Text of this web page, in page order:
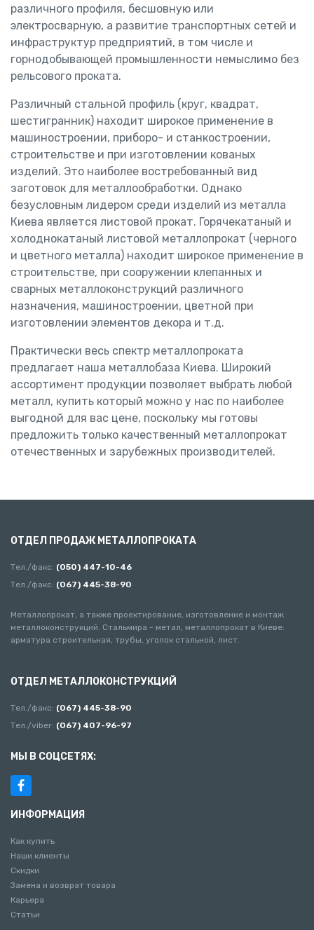
различного профиля, бесшовную или
электросварную, а развитие транспортных сетей и
инфраструктур предприятий, в том числе и
горнодобывающей промышленности немыслимо без
рельсового проката.
Различный стальной профиль (круг, квадрат,
шестигранник) находит широкое применение в
машиностроении, приборо- и станкостроении,
строительстве и при изготовлении кованых
изделий. Это наиболее востребованный вид
заготовок для металлообработки. Однако
безусловным лидером среди изделий из металла
Киева является листовой прокат. Горячекатаный и
холоднокатаный листовой металлопрокат (черного
и цветного металла) находит широкое применение в
строительстве, при сооружении клепанных и
сварных металлоконструкций различного
назначения, машиностроении, цветной при
изготовлении элементов декора и т.д.
Практически весь спектр металлопроката
предлагает наша металлобаза Киева. Широкий
ассортимент продукции позволяет выбрать любой
металл, купить который можно у нас по наиболее
выгодной для вас цене, поскольку мы готовы
предложить только качественный металлопрокат
отечественных и зарубежных производителей.
ОТДЕЛ ПРОДАЖ МЕТАЛЛОПРОКАТА
Тел./факс: (050) 447-10-46
Тел./факс: (067) 445-38-90
Металлопрокат, а также проектирование, изготовление и монтаж
металлоконструкций. Стальмира - метал, металлопрокат в Киеве:
арматура строительная, трубы, уголок стальной, лист.
ОТДЕЛ МЕТАЛЛОКОНСТРУКЦИЙ
Тел./факс: (067) 445-38-90
Тел./viber: (067) 407-96-97
МЫ В СОЦСЕТЯХ:
ИНФОРМАЦИЯ
Как купить
Наши клиенты
Скидки
Замена и возврат товара
Карьера
Статьи